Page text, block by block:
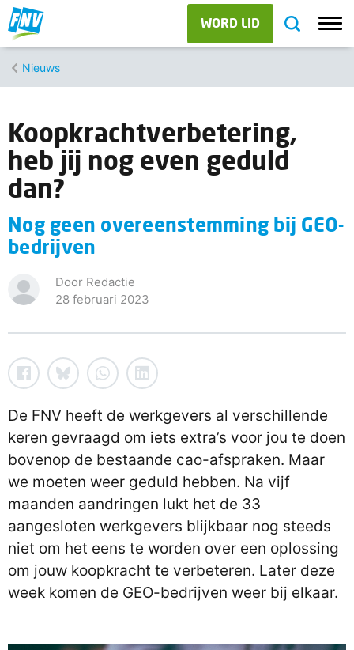
WORD LID
Nieuws
Koopkrachtverbetering,
heb jij nog even geduld
dan?
Nog geen overeenstemming bij GEO-
bedrijven
Door Redactie
28 februari 2023
De FNV heeft de werkgevers al verschillende
keren gevraagd om iets extra’s voor jou te doen
bovenop de bestaande cao-afspraken. Maar
we moeten weer geduld hebben. Na vijf
maanden aandringen lukt het de 33
aangesloten werkgevers blijkbaar nog steeds
niet om het eens te worden over een oplossing
om jouw koopkracht te verbeteren. Later deze
week komen de GEO-bedrijven weer bij elkaar.